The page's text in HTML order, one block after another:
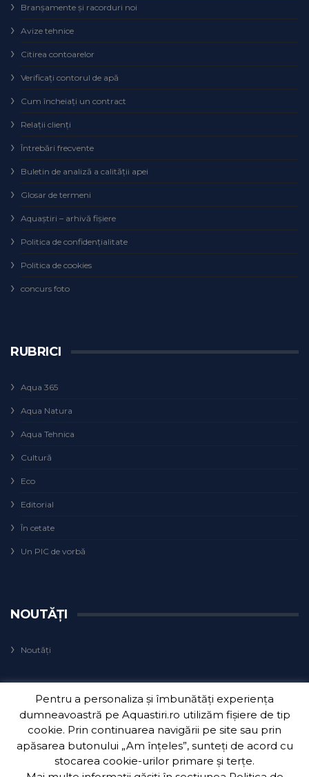
Branșamente și racorduri noi
Avize tehnice
Citirea contoarelor
Verificaţi contorul de apă
Cum încheiaţi un contract
Relaţii clienţi
Întrebări frecvente
Buletin de analiză a calităţii apei
Glosar de termeni
Aquaștiri – arhivă fișiere
Politica de confidențialitate
Politica de cookies
concurs foto
RUBRICI
Aqua 365
Aqua Natura
Aqua Tehnica
Cultură
Eco
Editorial
În cetate
Un PIC de vorbă
NOUTĂȚI
Noutăți
Copyright 2018 Aquatim S.A.| Dezvoltat de 3Waves Net
Pentru a personaliza și îmbunătăți experiența
dumneavoastră pe Aquastiri.ro utilizăm fișiere de tip
cookie. Prin continuarea navigării pe site sau prin
apăsarea butonului „Am înțeles”, sunteți de acord cu
stocarea cookie-urilor primare și terțe.